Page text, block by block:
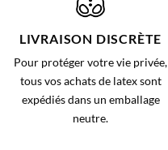
LIVRAISON DISCRÈTE
Pour protéger votre vie privée,
tous vos achats de latex sont
expédiés dans un emballage
neutre.